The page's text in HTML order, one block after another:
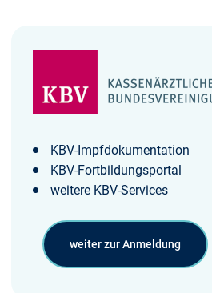
KBV-Impfdokumentation
KBV-Fortbildungsportal
weitere KBV-Services
weiter zur Anmeldung